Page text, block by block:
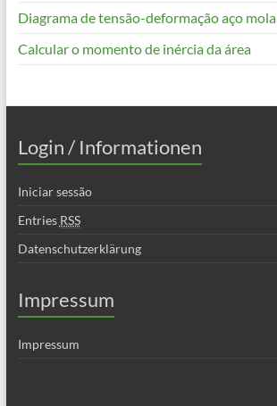
Diagrama de tensão-deformação aço mola
Calcular o momento de inércia da área
Login / Informationen
Iniciar sessão
Entries RSS
Datenschutzerklärung
Impressum
Impressum